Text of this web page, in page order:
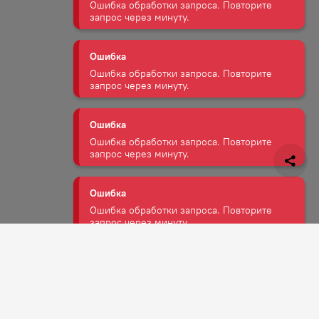
Ошибка обработки запроса. Повторите
запрос через минуту.
Ошибка
Ошибка обработки запроса. Повторите
запрос через минуту.
Ошибка
Ошибка обработки запроса. Повторите
запрос через минуту.
Ошибка
Ошибка обработки запроса. Повторите
запрос через минуту.